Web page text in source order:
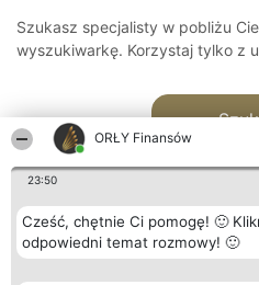
ORŁY Finansów
23:50
Cześć, chętnie Ci pomogę! 🙂
odpowiedni temat rozmowy! 🙂
Szukasz specjalisty w pobliżu
wyszukiwarkę. Korzystaj tylko z
Organizator plebiscytu